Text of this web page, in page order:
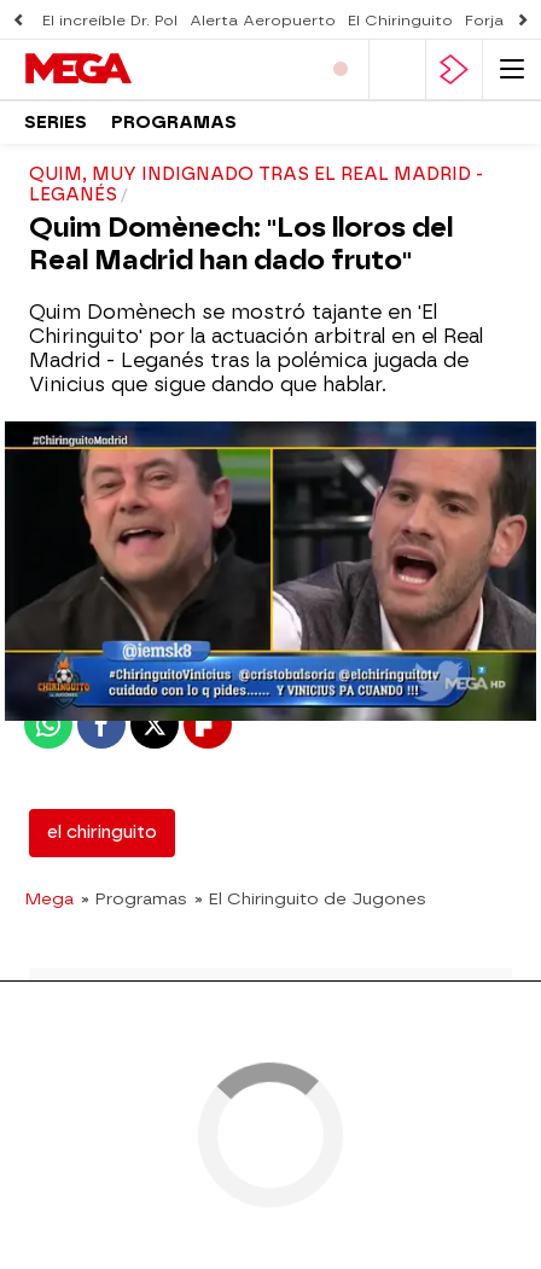
El increíble Dr. Pol Alerta Aeropuerto El Chiringuito Forjado
SERIES PROGRAMAS
QUIM, MUY INDIGNADO TRAS EL REAL MADRID -
LEGANÉS
Quim Domènech: "Los lloros del
Real Madrid han dado fruto"
Quim Domènech se mostró tajante en 'El
Chiringuito' por la actuación arbitral en el Real
Madrid - Leganés tras la polémica jugada de
Vinicius que sigue dando que hablar.
mega
Madrid
Publicado:10 de enero de 2019, 03:00
WhatsappFacebook
X Flipboard
el chiringuito
Mega » Programas » El Chiringuito de Jugones